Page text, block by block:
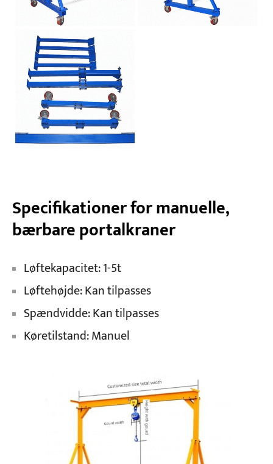
Specifikationer for manuelle,
bærbare portalkraner
Løftekapacitet: 1-5t
Løftehøjde: Kan tilpasses
Spændvidde: Kan tilpasses
Køretilstand: Manuel